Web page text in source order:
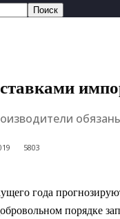
5803
года
порядке